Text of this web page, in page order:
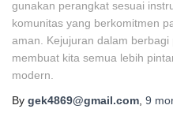
gunakan perangkat sesuai
komunitas yang berkomitmen
aman. Kejujuran dalam
membuat kita semua lebih
modern.
By gek4869@gmail.com 9